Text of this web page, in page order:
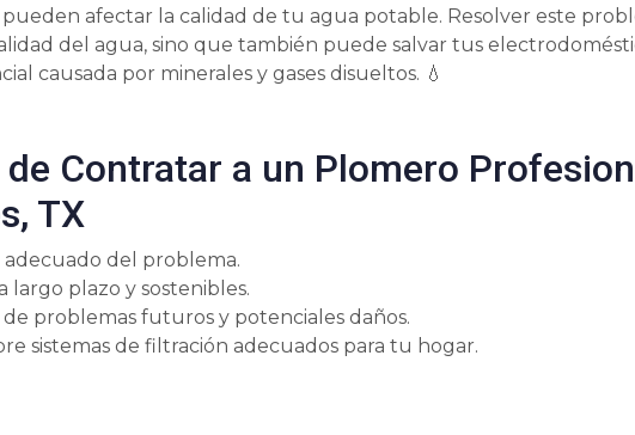
afectar la calidad de tu agua potable. Resolver este
del agua, sino que también puede salvar tus
causada por minerales y gases disueltos. 💧
Contratar a un Plomero
TX
adecuado del problema.
largo plazo y sostenibles.
problemas futuros y potenciales daños.
sistemas de filtración adecuados para tu hogar.